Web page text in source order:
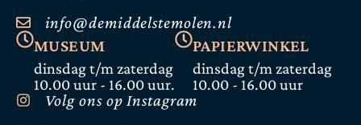
info@demiddelstemolen.nl
Volg ons op Instagram
MUSEUM
dinsdag t/m zaterdag
10.00 uur - 16.00 uur.
PAPIERWINKEL
dinsdag t/m zaterdag
10.00 - 16.00 uur